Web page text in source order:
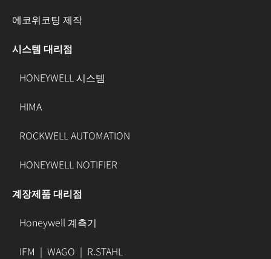
에코위코팅 제작
시스템 대리점
HONEYWELL 시스템
HIMA
ROCKWELL AUTOMATION
HONEYWELL NOTIFIER
계장제품 대리점
Honeywell 계측기
IFM | WAGO | R.STAHL